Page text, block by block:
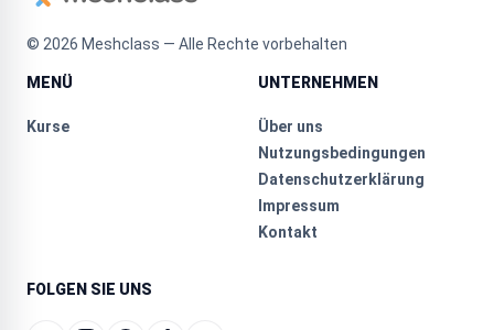
© 2026 Meshclass — Alle Rechte vorbehalten
MENÜ
Kurse
UNTERNEHMEN
Über uns
Nutzungsbedingungen
Datenschutzerklärung
Impressum
Kontakt
FOLGEN SIE UNS